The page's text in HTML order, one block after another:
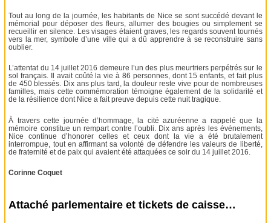
Tout au long de la journée, les habitants de Nice se sont succédé devant le
mémorial pour déposer des fleurs, allumer des bougies ou simplement se
recueillir en silence. Les visages étaient graves, les regards souvent tournés
vers la mer, symbole d’une ville qui a dû apprendre à se reconstruire sans
oublier.
L’attentat du 14 juillet 2016 demeure l’un des plus meurtriers perpétrés sur le
sol français. Il avait coûté la vie à 86 personnes, dont 15 enfants, et fait plus
de 450 blessés. Dix ans plus tard, la douleur reste vive pour de nombreuses
familles, mais cette commémoration témoigne également de la solidarité et
de la résilience dont Nice a fait preuve depuis cette nuit tragique.
À travers cette journée d’hommage, la cité azuréenne a rappelé que la
mémoire constitue un rempart contre l’oubli. Dix ans après les événements,
Nice continue d’honorer celles et ceux dont la vie a été brutalement
interrompue, tout en affirmant sa volonté de défendre les valeurs de liberté,
de fraternité et de paix qui avaient été attaquées ce soir du 14 juillet 2016.
Corinne Coquet
Attaché parlementaire et tickets de caisse…